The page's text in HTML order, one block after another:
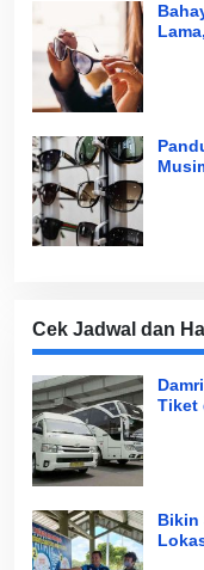
Cek Jadwal dan
Tiket
Bikin